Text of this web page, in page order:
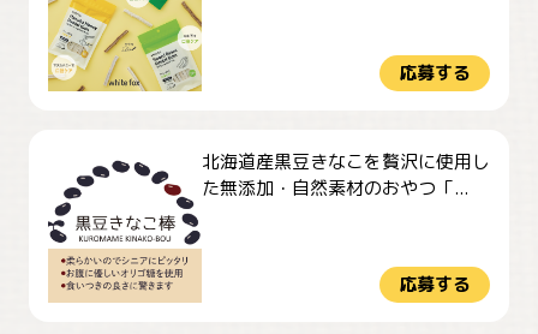
応募する
北海道産黒豆きなこを贅沢に使用し
た無添加・自然素材のおやつ「...
応募する